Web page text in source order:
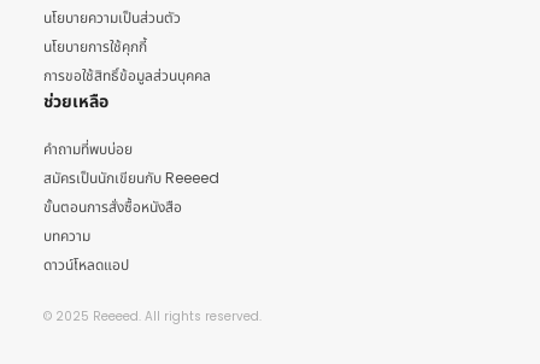
นโยบายความเป็นส่วนตัว
นโยบายการใช้คุกกี้
การขอใช้สิทธิ์ข้อมูลส่วนบุคคล
ช่วยเหลือ
คำถามที่พบบ่อย
สมัครเป็นนักเขียนกับ Reeeed
ขั้นตอนการสั่งซื้อหนังสือ
บทความ
ดาวน์โหลดแอป
© 2025 Reeeed. All rights reserved.